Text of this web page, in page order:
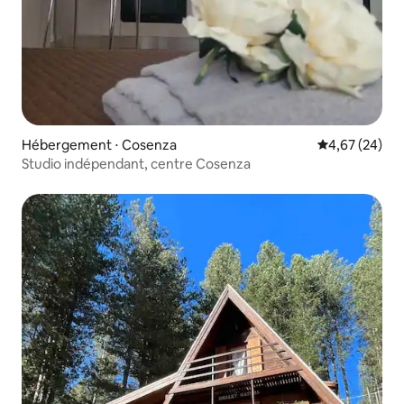
Hébergement ⋅ Cosenza Évaluation
4,67 (24)
Studio indépendant, centre Cosenza